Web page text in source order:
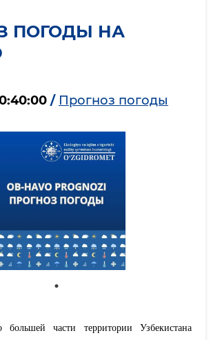
ПОГОДЫ НА
/ Прогноз погоды
части территории Узбекистана